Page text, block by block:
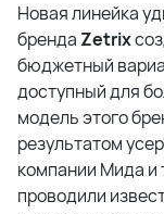
Новая линейка
бренда Zetrix
бюджетный
доступный для
модель этого
результатом
компании Мида и
проводили